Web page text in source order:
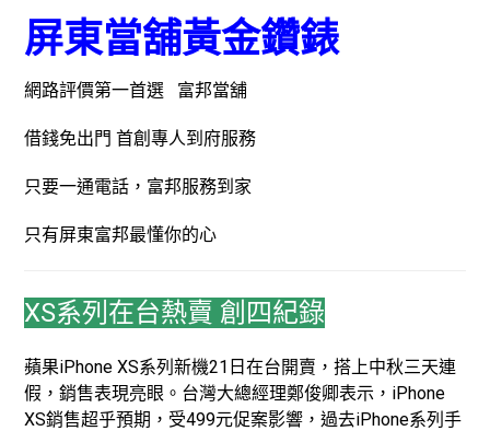
屏東當舖黃金鑽錶
網路評價第一首選 富邦當舖
借錢免出門 首創專人到府服務
只要一通電話，富邦服務到家
只有屏東富邦最懂你的心
XS系列在台熱賣 創四紀錄
蘋果iPhone XS系列新機21日在台開賣，搭上中秋三天連
假，銷售表現亮眼。台灣大總經理鄭俊卿表示，iPhone
XS銷售超乎預期，受499元促案影響，過去iPhone系列手